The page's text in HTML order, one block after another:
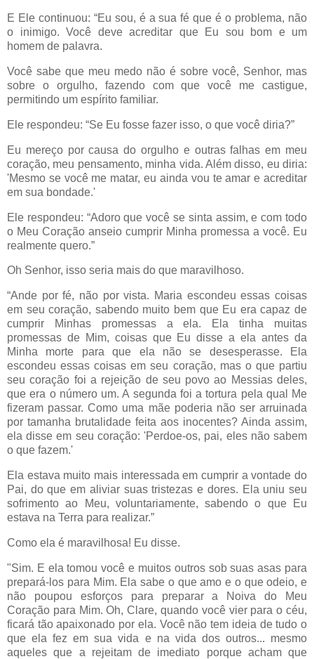
E Ele continuou: “Eu sou, é a sua fé que é o problema, não
o inimigo. Você deve acreditar que Eu sou bom e um
homem de palavra.
Você sabe que meu medo não é sobre você, Senhor, mas
sobre o orgulho, fazendo com que você me castigue,
permitindo um espírito familiar.
Ele respondeu: “Se Eu fosse fazer isso, o que você diria?”
Eu mereço por causa do orgulho e outras falhas em meu
coração, meu pensamento, minha vida. Além disso, eu diria:
'Mesmo se você me matar, eu ainda vou te amar e acreditar
em sua bondade.'
Ele respondeu: “Adoro que você se sinta assim, e com todo
o Meu Coração anseio cumprir Minha promessa a você. Eu
realmente quero.”
Oh Senhor, isso seria mais do que maravilhoso.
“Ande por fé, não por vista. Maria escondeu essas coisas
em seu coração, sabendo muito bem que Eu era capaz de
cumprir Minhas promessas a ela. Ela tinha muitas
promessas de Mim, coisas que Eu disse a ela antes da
Minha morte para que ela não se desesperasse. Ela
escondeu essas coisas em seu coração, mas o que partiu
seu coração foi a rejeição de seu povo ao Messias deles,
que era o número um. A segunda foi a tortura pela qual Me
fizeram passar. Como uma mãe poderia não ser arruinada
por tamanha brutalidade feita aos inocentes? Ainda assim,
ela disse em seu coração: 'Perdoe-os, pai, eles não sabem
o que fazem.'
Ela estava muito mais interessada em cumprir a vontade do
Pai, do que em aliviar suas tristezas e dores. Ela uniu seu
sofrimento ao Meu, voluntariamente, sabendo o que Eu
estava na Terra para realizar.”
Como ela é maravilhosa! Eu disse.
"Sim. E ela tomou você e muitos outros sob suas asas para
prepará-los para Mim. Ela sabe o que amo e o que odeio, e
não poupou esforços para preparar a Noiva do Meu
Coração para Mim. Oh, Clare, quando você vier para o céu,
ficará tão apaixonado por ela. Você não tem ideia de tudo o
que ela fez em sua vida e na vida dos outros... mesmo
aqueles que a rejeitam de imediato porque acham que